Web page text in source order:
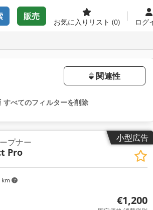
販売
お気に入りリスト (0) ログ
関連性
すべてのフィルターを削除
小型広告
プナー
Pro
€1,200